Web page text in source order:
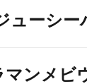
ューシー
マンメビ